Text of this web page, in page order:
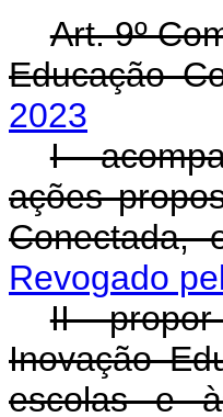
Art. 9º
Educação
2023
I -
ações
Conectada,
Revogado
II - propor
Inovação
escolas e